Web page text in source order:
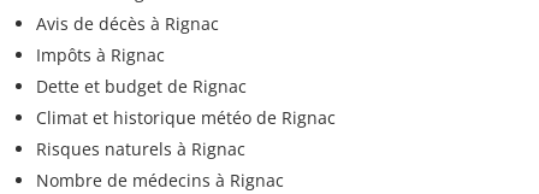
Avis de décès à Rignac
Impôts à Rignac
Dette et budget de Rignac
Climat et historique météo de Rignac
Risques naturels à Rignac
Nombre de médecins à Rignac